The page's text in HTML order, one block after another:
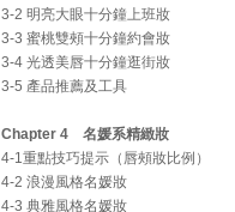
3-2 明亮大眼十分鐘上班妝
3-3 蜜桃雙頰十分鐘約會妝
3-4 光透美唇十分鐘逛街妝
3-5 產品推薦及工具
Chapter 4 名媛系精緻妝
4-1重點技巧提示（唇頰妝比例）
4-2 浪漫風格名媛妝
4-3 典雅風格名媛妝